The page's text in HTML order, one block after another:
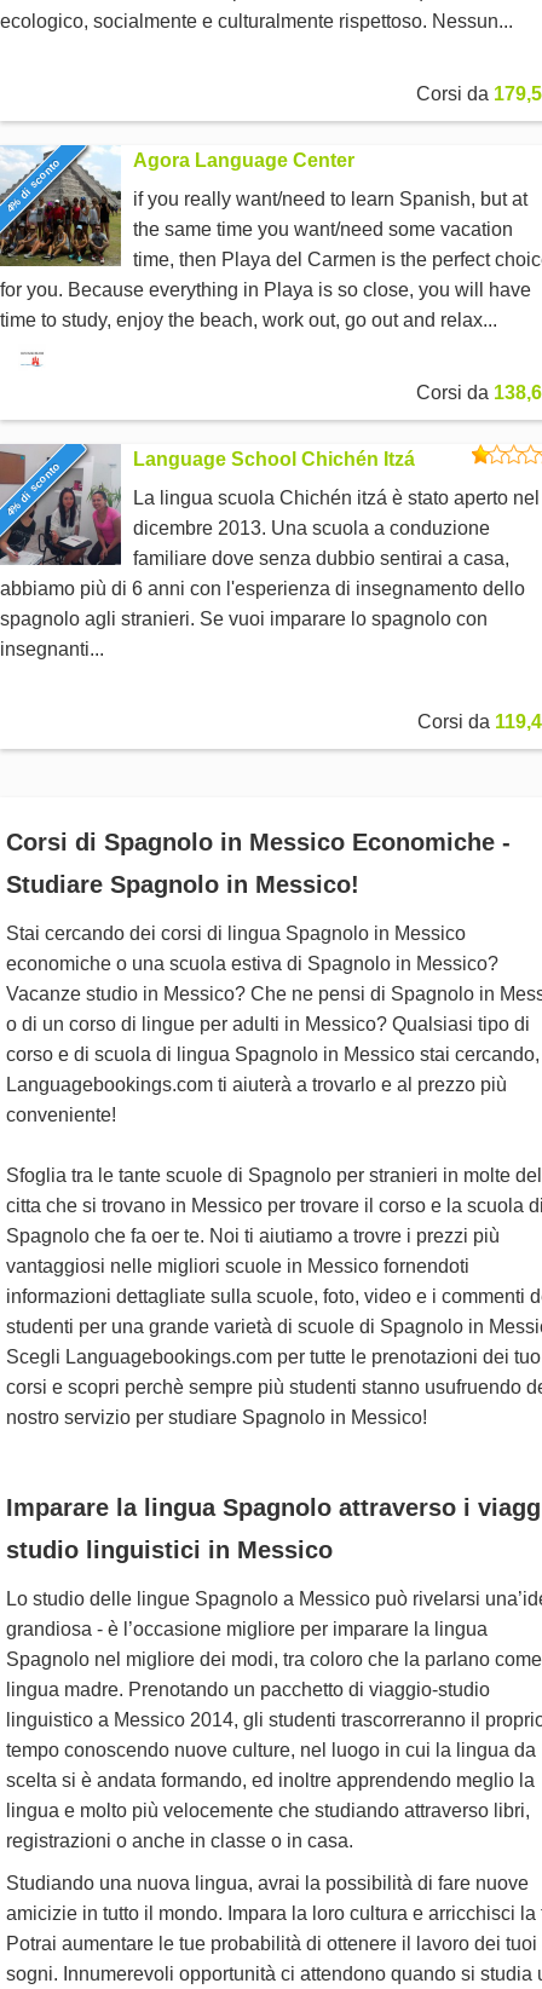
ecologico, socialmente e culturalmente rispettoso. Nessun...
Corsi da
4% di sconto
Agora Language Center
if you really want/need to learn Spanish, but at
the same time you want/need some vacation
time, then Playa del Carmen is the perfect
for you. Because everything in Playa is so close, you will have
time to study, enjoy the beach, work out, go out and relax...
Corsi da
4% di sconto
Language School Chichén Itzá
La lingua scuola Chichén itzá è stato aperto nel
dicembre 2013. Una scuola a conduzione
familiare dove senza dubbio sentirai a casa,
abbiamo più di 6 anni con l'esperienza di insegnamento dello
spagnolo agli stranieri. Se vuoi imparare lo spagnolo con
insegnanti...
Corsi da
Corsi di Spagnolo in Messico Economiche -
Studiare Spagnolo in Messico!
Stai cercando dei corsi di lingua Spagnolo in Messico
economiche o una scuola estiva di Spagnolo in Messico?
Vacanze studio in Messico? Che ne pensi di Spagnolo in
o di un corso di lingue per adulti in Messico? Qualsiasi tipo di
corso e di scuola di lingua Spagnolo in Messico stai cercando,
Languagebookings.com ti aiuterà a trovarlo e al prezzo più
conveniente!
Sfoglia tra le tante scuole di Spagnolo per stranieri in molte
citta che si trovano in Messico per trovare il corso e la scuola
Spagnolo che fa oer te. Noi ti aiutiamo a trovre i prezzi più
vantaggiosi nelle migliori scuole in Messico fornendoti
informazioni dettagliate sulla scuole, foto, video e i commenti
studenti per una grande varietà di scuole di Spagnolo in
Scegli Languagebookings.com per tutte le prenotazioni dei
corsi e scopri perchè sempre più studenti stanno usufruendo
nostro servizio per studiare Spagnolo in Messico!
Imparare la lingua Spagnolo attraverso i
studio linguistici in Messico
Lo studio delle lingue Spagnolo a Messico può rivelarsi
grandiosa - è l’occasione migliore per imparare la lingua
Spagnolo nel migliore dei modi, tra coloro che la parlano come
lingua madre. Prenotando un pacchetto di viaggio-studio
linguistico a Messico 2014, gli studenti trascorreranno il
tempo conoscendo nuove culture, nel luogo in cui la lingua da
scelta si è andata formando, ed inoltre apprendendo meglio la
lingua e molto più velocemente che studiando attraverso libri,
registrazioni o anche in classe o in casa.
Studiando una nuova lingua, avrai la possibilità di fare nuove
amicizie in tutto il mondo. Impara la loro cultura e arricchisci la
Potrai aumentare le tue probabilità di ottenere il lavoro dei tuoi
sogni. Innumerevoli opportunità ci attendono quando si studia